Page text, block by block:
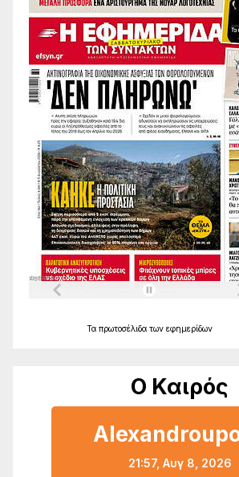
Τα πρωτοσέλιδα των εφημερίδων
Ο Καιρός
21:57, Αυγ 8, 2026